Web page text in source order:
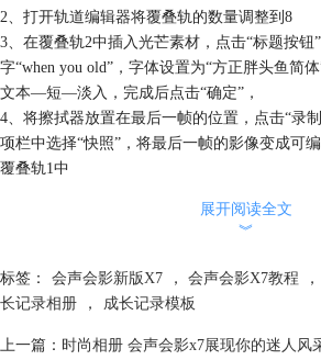
2、打开轨道编辑器将覆叠轨的数量调整到8
3、在覆叠轨2中插入光芒素材，点击“标题按钮
字“when you old”，字体设置为“方正胖头鱼简
文本—短—淡入，完成后点击“确定”，
4、将擦拭器放置在最后一帧的位置，点击“录
项栏中选择“快照”，将最后一帧的影像变成可
覆叠轨1中
度：100%，高度：100%；在0.22秒的位置添
定”
展开阅读全文
︾
标签： 会声会影新版X7 ， 会声会影X7教程 ，
长记录相册
， 成长记录模板
上一篇： 时尚相册 会声会影x7展现你的迷人风